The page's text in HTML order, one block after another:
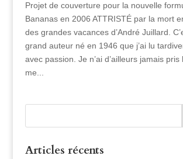
Projet de couverture pour la nouvelle
Bananas en 2006 ATTRISTÉ par la mort
des grandes vacances d’André Juillard.
grand auteur né en 1946 que j’ai lu
avec passion. Je n’ai d’ailleurs jamais pris
me...
Articles récents